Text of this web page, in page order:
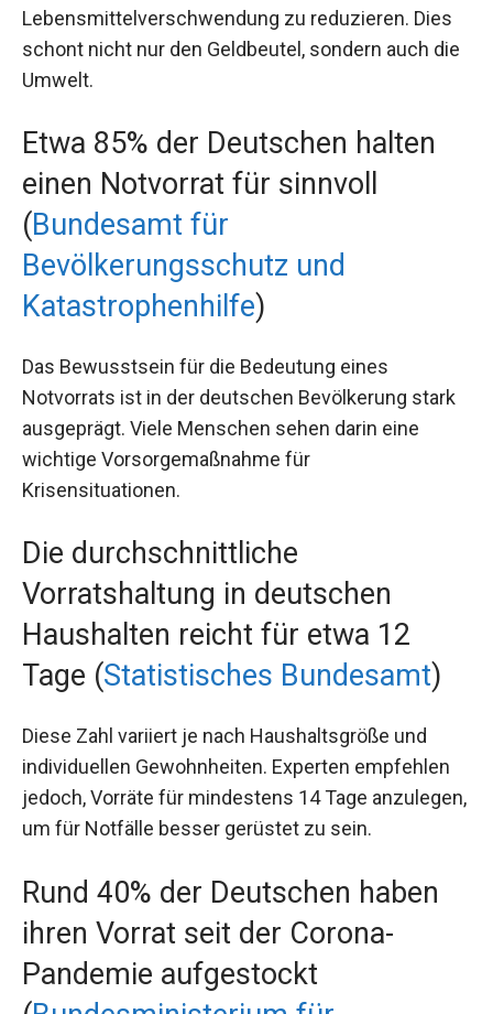
Lebensmittelverschwendung zu reduzieren. Dies
schont nicht nur den Geldbeutel, sondern auch die
Umwelt.
Etwa 85% der Deutschen halten
einen Notvorrat für sinnvoll
(Bundesamt für
Bevölkerungsschutz und
Katastrophenhilfe)
Das Bewusstsein für die Bedeutung eines
Notvorrats ist in der deutschen Bevölkerung stark
ausgeprägt. Viele Menschen sehen darin eine
wichtige Vorsorgemaßnahme für
Krisensituationen.
Die durchschnittliche
Vorratshaltung in deutschen
Haushalten reicht für etwa 12
Tage (Statistisches Bundesamt)
Diese Zahl variiert je nach Haushaltsgröße und
individuellen Gewohnheiten. Experten empfehlen
jedoch, Vorräte für mindestens 14 Tage anzulegen,
um für Notfälle besser gerüstet zu sein.
Rund 40% der Deutschen haben
ihren Vorrat seit der Corona-
Pandemie aufgestockt